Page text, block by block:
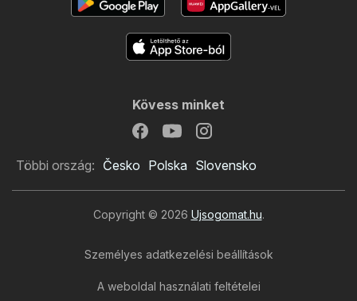
Kövess minket
Többi ország: Česko Polska Slovensko
Copyright © 2026 Ujsogomat.hu.
Személyes adatkezelési beállítások
A weboldal használati feltételei